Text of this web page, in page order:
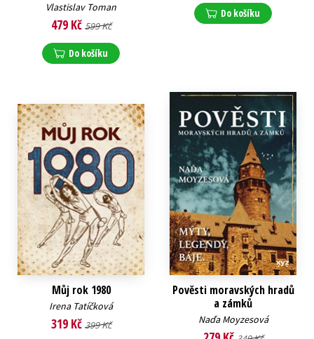
Vlastislav Toman
479 Kč 599 Kč
Do košíku
Do košíku
Můj rok 1980
Irena Tatíčková
319 Kč 399 Kč
Pověsti moravských hradů
a zámků
Naďa Moyzesová